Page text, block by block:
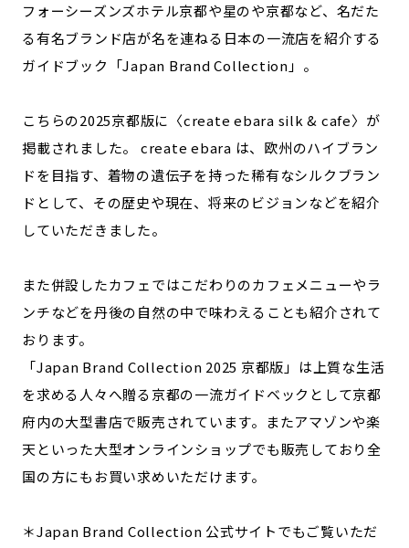
記事ライター アンバサダー
お問い合わせ 会社概要
フォーシーズンズホテル京都や星のや京都など、名だた
る有名ブランド店が名を連ねる日本の一流店を紹介する
ガイドブック「Japan Brand Collection」。
こちらの2025京都版に〈create ebara silk & cafe〉が
掲載されました。 create ebara は、欧州のハイブラン
ドを目指す、着物の遺伝子を持った稀有なシルクブラン
ドとして、その歴史や現在、将来のビジョンなどを紹介
していただきました。
また併設したカフェではこだわりのカフェメニューやラ
ンチなどを丹後の自然の中で味わえることも紹介されて
おります。
「Japan Brand Collection 2025 京都版」は上質な生活
を求める人々へ贈る京都の一流ガイドベックとして京都
府内の大型書店で販売されています。またアマゾンや楽
天といった大型オンラインショップでも販売しており全
国の方にもお買い求めいただけます。
＊Japan Brand Collection 公式サイトでもご覧いただ